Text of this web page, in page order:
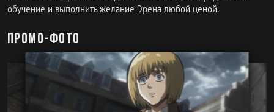
обучение и выполнить желание Эрена любой ценой.
Промо-фото